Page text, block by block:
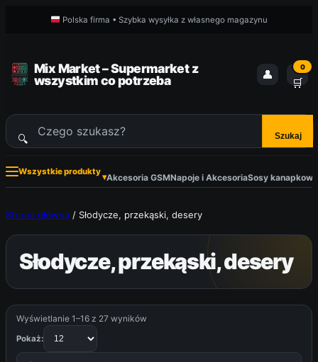
Polska firma • Szybka wysyłka z własnego magazynu
Mix Market – Supermarket z
wszystkim co potrzeba
Szukaj
produktów
🔍 Szukaj
👤
🛒
0
Wszystkie produkty
▾Akcesoria GSMNapoje i AkcesoriaSosy
Strona główna / Słodycze, przekąski, desery
Słodycze, przekąski, desery
Wyświetlanie 1–16 z 27 wyników
Pokaż: